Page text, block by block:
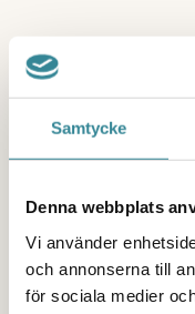
Samtycke
Denna webbplats
Vi använder
och annonserna till
för sociala medier
Och kom ihåg